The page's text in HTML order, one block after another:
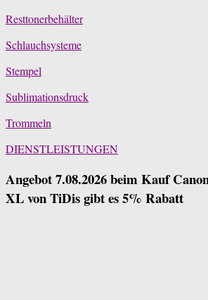
Resttonerbehälter
Schlauchsysteme
Stempel
Sublimationsdruck
Trommeln
DIENSTLEISTUNGEN
Angebot 7.08.2026 beim Kauf
XL von TiDis gibt es 5% Rabatt